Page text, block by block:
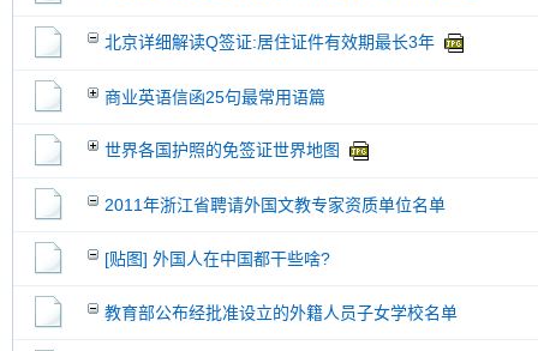
北京详细解读Q签证:居住证件有效期最长3年
商业英语信函25句最常用语篇
世界各国护照的免签证世界地图
2011年浙江省聘请外国文教专家资质单位名单
[贴图] 外国人在中国都干些啥?
教育部公布经批准设立的外籍人员子女学校名单